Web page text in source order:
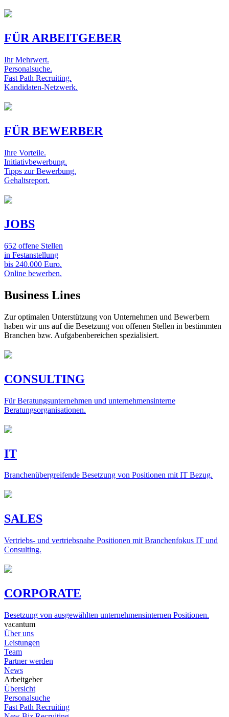
FÜR ARBEITGEBER
Ihr Mehrwert.
Personalsuche.
Fast Path Recruiting.
Kandidaten-Netzwerk.
FÜR BEWERBER
Ihre Vorteile.
Initiativbewerbung.
Tipps zur Bewerbung.
Gehaltsreport.
JOBS
652 offene Stellen
in Festanstellung
bis 240.000 Euro.
Online bewerben.
Business Lines
Zur optimalen Unterstützung von Unternehmen und Bewerbern
haben wir uns auf die Besetzung von offenen Stellen in bestimmten
Branchen bzw. Aufgabenbereichen spezialisiert.
CONSULTING
Für Beratungsunternehmen und unternehmensinterne
Beratungsorganisationen.
IT
Branchenübergreifende Besetzung von Positionen mit IT Bezug.
SALES
Vertriebs- und vertriebsnahe Positionen mit Branchenfokus IT und
Consulting.
CORPORATE
Besetzung von ausgewählten unternehmensinternen Positionen.
vacantum
Über uns
Leistungen
Team
Partner werden
News
Arbeitgeber
Übersicht
Personalsuche
Fast Path Recruiting